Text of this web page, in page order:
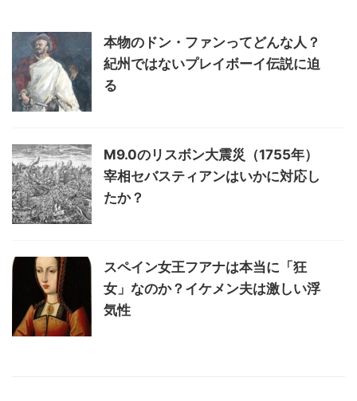
本物のドン・ファンってどんな人？
紀州ではないプレイボーイ伝説に迫
る
M9.0のリスボン大震災（1755年）
宰相セバスティアンはいかに対応し
たか？
スペイン女王フアナは本当に「狂
女」なのか？イケメン夫は激しい浮
気性